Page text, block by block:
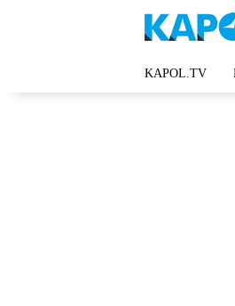
KAPOL.TV